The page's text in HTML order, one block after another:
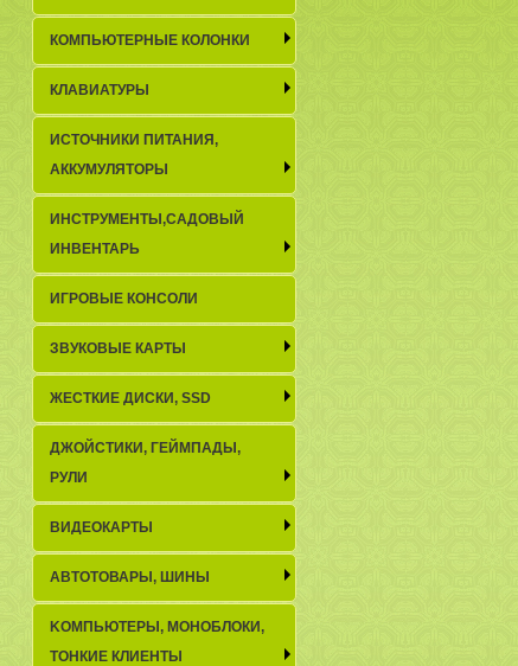
КОМПЬЮТЕРНЫЕ КОЛОНКИ
КЛАВИАТУРЫ
ИСТОЧНИКИ ПИТАНИЯ,
АККУМУЛЯТОРЫ
ИНСТРУМЕНТЫ,САДОВЫЙ
ИНВЕНТАРЬ
ИГРОВЫЕ КОНСОЛИ
ЗВУКОВЫЕ КАРТЫ
ЖЕСТКИЕ ДИСКИ, SSD
ДЖОЙСТИКИ, ГЕЙМПАДЫ,
РУЛИ
ВИДЕОКАРТЫ
АВТОТОВАРЫ, ШИНЫ
KОМПЬЮТЕРЫ, МОНОБЛОКИ,
ТОНКИЕ КЛИЕНТЫ